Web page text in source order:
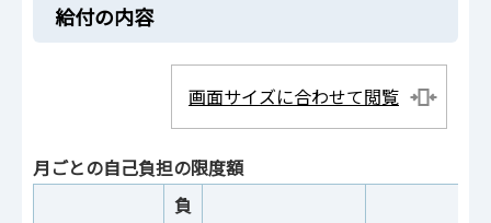
給付の内容
画面サイズに合わせて閲覧
月ごとの自己負担の限度額
負